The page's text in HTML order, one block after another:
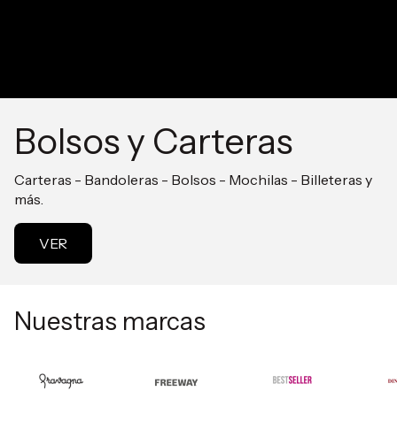
Bolsos y Carteras
Carteras - Bandoleras - Bolsos - Mochilas - Billeteras y
más.
VER
Nuestras marcas